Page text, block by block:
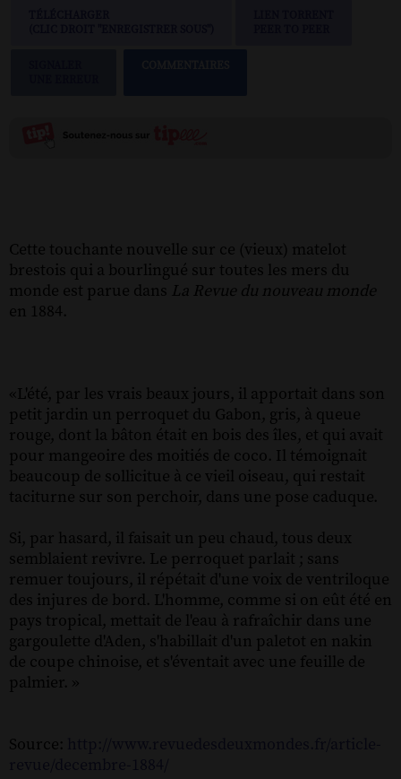
Cette touchante nouvelle sur ce (vieux) matelot
brestois qui a bourlingué sur toutes les mers du
monde est parue dans La Revue du nouveau monde
en 1884.
«L'été, par les vrais beaux jours, il apportait dans son
petit jardin un perroquet du Gabon, gris, à queue
rouge, dont la bâton était en bois des îles, et qui avait
pour mangeoire des moitiés de coco. Il témoignait
beaucoup de sollicitue à ce vieil oiseau, qui restait
taciturne sur son perchoir, dans une pose caduque.
Si, par hasard, il faisait un peu chaud, tous deux
semblaient revivre. Le perroquet parlait ; sans
remuer toujours, il répétait d'une voix de ventriloque
des injures de bord. L'homme, comme si on eût été en
pays tropical, mettait de l'eau à rafraîchir dans une
gargoulette d'Aden, s'habillait d'un paletot en nakin
de coupe chinoise, et s'éventait avec une feuille de
palmier. »
Source: